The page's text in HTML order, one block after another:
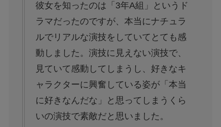
彼女を知ったのは「3年A組」というド
ラマだったのですが、本当にナチュラ
ルでリアルな演技をしていてとても感
動しました。演技に見えない演技で、
見ていて感動してしまうし、好きなキ
ャラクターに興奮している姿が「本当
に好きなんだな」と思ってしまうくら
いの演技で素敵だと思いました。